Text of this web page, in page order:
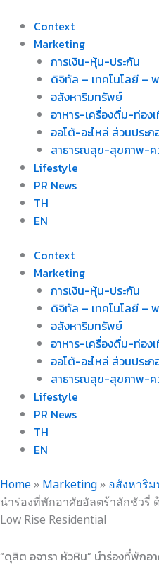
content
Context
Marketing
การเงิน-หุ้น-ประกัน
ดิจิทัล – เทคโนโลยี –
อสังหาริมทรัพย์
อาหาร-เครื่องดื่ม-ท่อง
ออโต้-อะไหล่ ส่วนประ
สาธารณสุข-สุขภาพ-ค
Lifestyle
PR News
TH
EN
Context
Marketing
การเงิน-หุ้น-ประกัน
ดิจิทัล – เทคโนโลยี –
อสังหาริมทรัพย์
อาหาร-เครื่องดื่ม-ท่อง
ออโต้-อะไหล่ ส่วนประ
สาธารณสุข-สุขภาพ-ค
Lifestyle
PR News
TH
EN
Home» Marketing» อสังหาริ
นำร่องที่พักอาศัยอัลตร้าลักชัวรี่
Low Rise Residential
“ดุสิต อจารา หัวหิน” นำร่องที่พัก